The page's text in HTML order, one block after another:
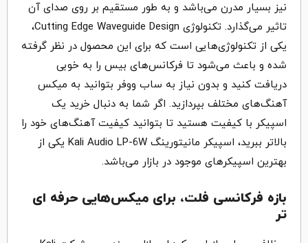
نیز بسیار مدرن می‌باشد و به طور مستقیم بر روی صدای آن
تاثیر می‌گذارد. تکنولوژی Cutting Edge Waveguide Design،
یکی از تکنولوژی‌هایی است که برای این محصول در نظر گرفته
شده و باعث می‌شود تا فرکانس‌های بیس را به خوبی
دریافت کنید و بدون نیاز به ساب ووفر بتوانید به میکس
آهنگ‌های مختلف بپردازید. اگر شما به دنبال خرید یک
اسپیکر با کیفیت هستید تا بتوانید کیفیت آهنگ‌های خود را
بالاتر ببرید، اسپیکر مانیتورینگ Kali Audio LP-6W یکی از
بهترین اسپیکرهای موجود در بازار می‌باشد.
بازه فرکانسی فلت، برای میکس‌هایی حرفه ای
تر